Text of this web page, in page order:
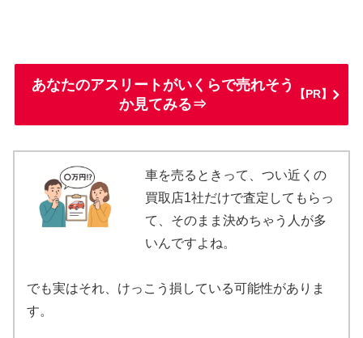
あなたのアスリートがいくらで売れそう
か見てみる⇒
【PR】
車を売るときって、つい近くの
買取店1社だけで査定してもらっ
て、そのまま決めちゃう人が多
いんですよね。
でも実はそれ、けっこう損している可能性がありま
す。